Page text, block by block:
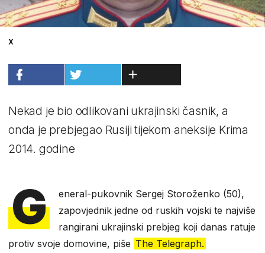
X
Nekad je bio odlikovani ukrajinski časnik, a
onda je prebjegao Rusiji tijekom aneksije Krima
2014. godine
G
eneral-pukovnik Sergej Storoženko (50),
zapovjednik jedne od ruskih vojski te najviše
rangirani ukrajinski prebjeg koji danas ratuje
protiv svoje domovine, piše The Telegraph.